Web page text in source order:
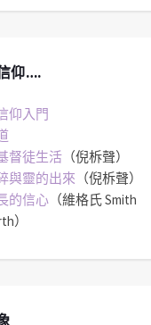
仰….
仰入門
督徒生活 （倪柝聲）
與靈的出來 （倪柝聲）
的信心 （維格氏 Smith
）